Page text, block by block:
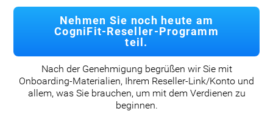
Nehmen Sie noch heute am
CogniFit-Reseller-Programm
teil.
Nach der Genehmigung begrüßen wir Sie mit
Onboarding-Materialien, Ihrem Reseller-Link/Konto und
allem, was Sie brauchen, um mit dem Verdienen zu
beginnen.